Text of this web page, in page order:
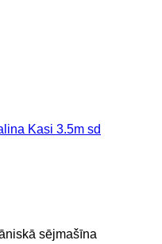
Kasi 3.5m sd
sējmašīna